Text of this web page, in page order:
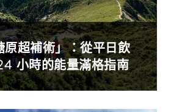
原超補術」：從平日飲
小時的能量滿格指南